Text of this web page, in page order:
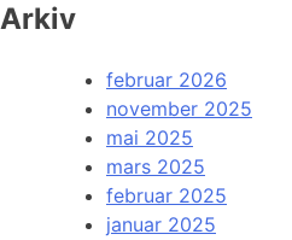
Arkiv
februar 2026
november 2025
mai 2025
mars 2025
februar 2025
januar 2025